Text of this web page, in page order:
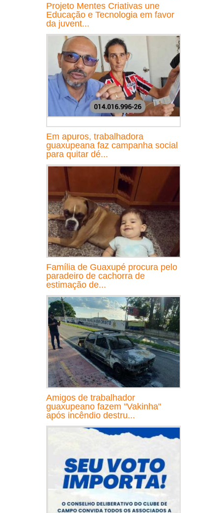
Projeto Mentes Criativas une
Educação e Tecnologia em favor
da juvent...
Em apuros, trabalhadora
guaxupeana faz campanha social
para quitar dé...
Família de Guaxupé procura pelo
paradeiro de cachorra de
estimação de...
Amigos de trabalhador
guaxupeano fazem "Vakinha"
após incêndio destru...